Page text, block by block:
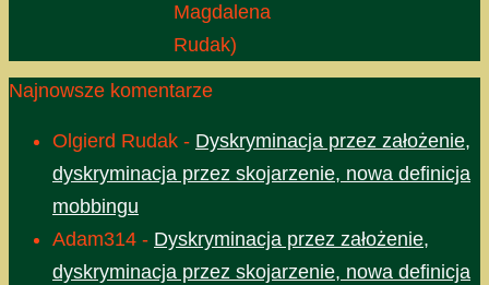
Magdalena
Rudak)
Najnowsze komentarze
Olgierd Rudak - Dyskryminacja przez założenie,
dyskryminacja przez skojarzenie, nowa definicja
mobbingu
Adam314 - Dyskryminacja przez założenie,
dyskryminacja przez skojarzenie, nowa definicja